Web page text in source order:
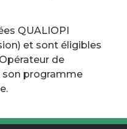
QUALIOPI
et sont éligibles
de
son programme